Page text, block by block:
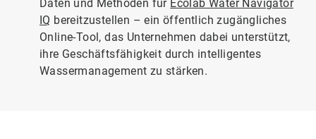
Daten und Methoden für Ecolab Water Navigator
IQ bereitzustellen – ein öffentlich zugängliches
Online-Tool, das Unternehmen dabei unterstützt,
ihre Geschäftsfähigkeit durch intelligentes
Wassermanagement zu stärken.